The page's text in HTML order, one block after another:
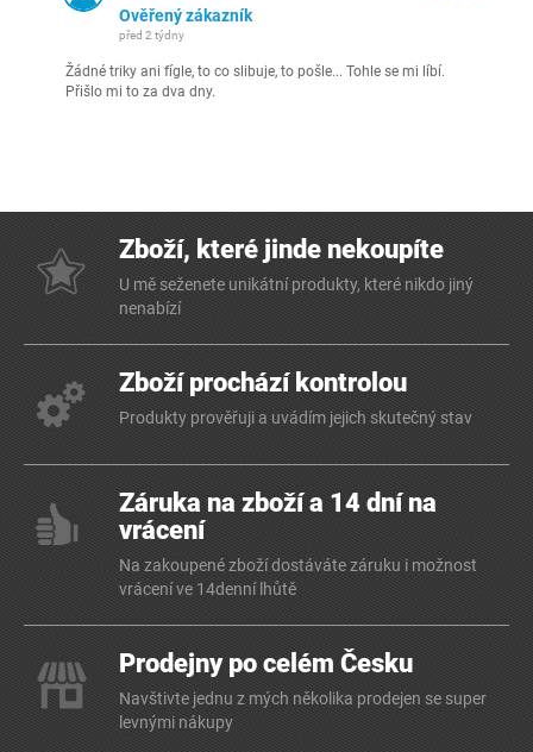
Ověřený zákazník
před 2 týdny
Žádné triky ani fígle, to co slibuje, to pošle... Tohle se mi líbí.
Přišlo mi to za dva dny.
Zboží, které jinde nekoupíte
U mě seženete unikátní produkty, které nikdo jiný
nenabízí
Zboží prochází kontrolou
Produkty prověřuji a uvádím jejich skutečný stav
Záruka na zboží a 14 dní na
vrácení
Na zakoupené zboží dostáváte záruku i možnost
vrácení ve 14denní lhůtě
Prodejny po celém Česku
Navštivte jednu z mých několika prodejen se super
levnými nákupy